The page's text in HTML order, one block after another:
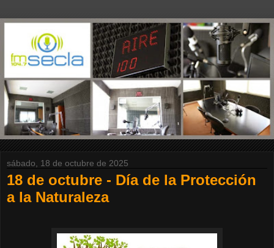
sábado, 18 de octubre de 2025
18 de octubre - Día de la Protección
a la Naturaleza